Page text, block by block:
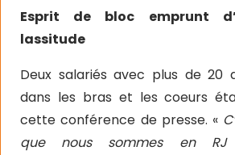
Esprit de bloc emprunt
lassitude
Deux salariés avec plus de 20
dans les bras et les coeurs
cette conférence de presse. «
que nous sommes en RJ